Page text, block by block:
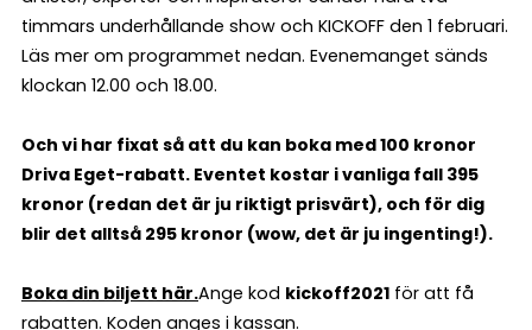
timmars underhållande show och KICKOFF den 1 februari.
Läs mer om programmet nedan. Evenemanget sänds
klockan 12.00 och 18.00.
Och vi har fixat så att du kan boka med 100 kronor
Driva Eget-rabatt. Eventet kostar i vanliga fall 395
kronor (redan det är ju riktigt prisvärt), och för dig
blir det alltså 295 kronor (wow, det är ju ingenting!).
Boka din biljett här.Ange kod kickoff2021 för att få
rabatten. Koden anges i kassan.